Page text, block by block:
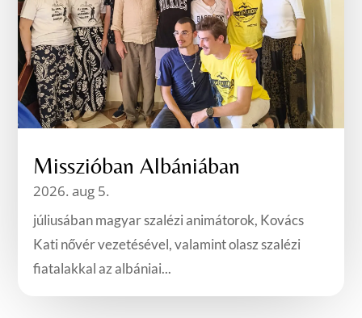
Misszióban Albániában
2026. aug 5.
júliusában magyar szalézi animátorok, Kovács
Kati nővér vezetésével, valamint olasz szalézi
fiatalakkal az albániai...